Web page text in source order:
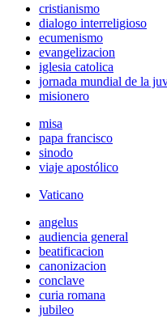
cristianismo
dialogo interreligioso
ecumenismo
evangelizacion
iglesia catolica
jornada mundial de la
misionero
misa
papa francisco
sinodo
viaje apostólico
Vaticano
angelus
audiencia general
beatificacion
canonizacion
conclave
curia romana
jubileo